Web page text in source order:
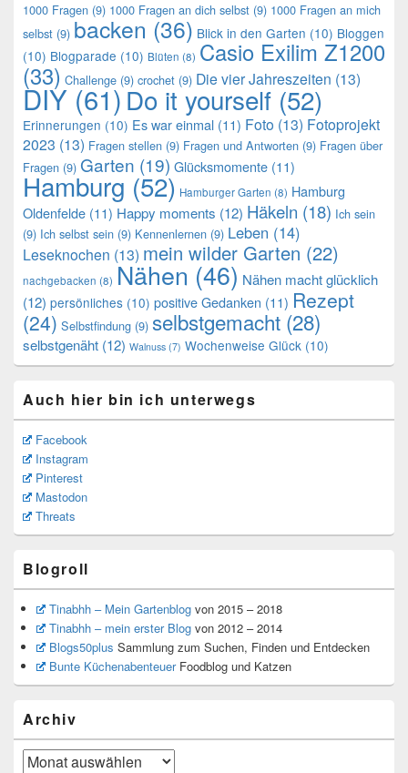
1000 Fragen (9) 1000 Fragen an dich selbst (9) 1000 Fragen an mich
selbst (9) backen (36) Blick in den Garten (10) Bloggen
(10) Blogparade (10) Blüten (8) Casio Exilim Z1200
(33) Challenge (9) crochet (9) Die vier Jahreszeiten (13)
DIY (61)Do it yourself (52)
Erinnerungen (10) Es war einmal (11) Foto (13) Fotoprojekt
2023 (13) Fragen stellen (9) Fragen und Antworten (9) Fragen über
Fragen (9) Garten (19) Glücksmomente (11)
Hamburg (52) Hamburger Garten (8) Hamburg
Oldenfelde (11) Happy moments (12) Häkeln (18) Ich sein
(9) Ich selbst sein (9) Kennenlernen (9) Leben (14)
Leseknochen (13) mein wilder Garten (22)
nachgebacken (8) Nähen (46) Nähen macht glücklich
(12) persönliches (10) positive Gedanken (11) Rezept
(24) Selbstfindung (9) selbstgemacht (28)
selbstgenäht (12) Walnuss (7) Wochenweise Glück (10)
Auch hier bin ich unterwegs
Facebook
Instagram
Pinterest
Mastodon
Threats
Blogroll
Tinabhh – Mein Gartenblogvon 2015 – 2018
Tinabhh – mein erster Blogvon 2012 – 2014
Blogs50plus Sammlung zum Suchen, Finden und Entdecken
Bunte KüchenabenteuerFoodblog und Katzen
Archiv
Archiv